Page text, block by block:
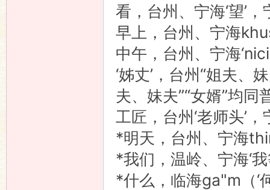
看，台州、宁海‘望’，
早上，台州、宁海
中午，台州、宁海
‘姊丈’，台州“姐夫、
夫、妹夫”“女婿”均同
工匠，台州‘老师头’，
*明天，台州、宁海
*我们，温岭、宁海‘
*什么，临海ga"m（‘